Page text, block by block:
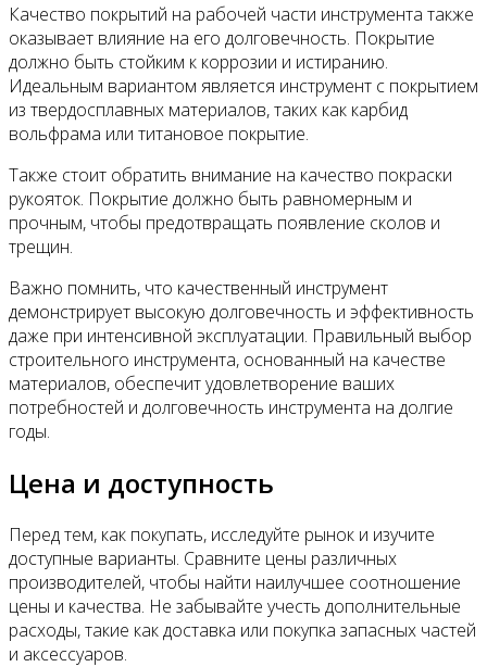
Качество покрытий на рабочей части инструмента также
оказывает влияние на его долговечность. Покрытие
должно быть стойким к коррозии и истиранию.
Идеальным вариантом является инструмент с покрытием
из твердосплавных материалов, таких как карбид
вольфрама или титановое покрытие.
Также стоит обратить внимание на качество покраски
рукояток. Покрытие должно быть равномерным и
прочным, чтобы предотвращать появление сколов и
трещин.
Важно помнить, что качественный инструмент
демонстрирует высокую долговечность и эффективность
даже при интенсивной эксплуатации. Правильный выбор
строительного инструмента, основанный на качестве
материалов, обеспечит удовлетворение ваших
потребностей и долговечность инструмента на долгие
годы.
Цена и доступность
Перед тем, как покупать, исследуйте рынок и изучите
доступные варианты. Сравните цены различных
производителей, чтобы найти наилучшее соотношение
цены и качества. Не забывайте учесть дополнительные
расходы, такие как доставка или покупка запасных частей
и аксессуаров.